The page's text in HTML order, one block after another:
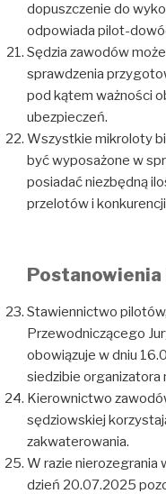
dopuszczenie do
odpowiada pilot-
Sędzia zawodów
sprawdzenia
pod kątem ważności
ubezpieczeń.
Wszystkie mikroloty
być wyposażone w
posiadać niezbędną
przelotów i
Postanowienia
Stawiennictwo
Przewodniczącego
obowiązuje w dniu
siedzibie organizatora
Kierownictwo
sędziowskiej
zakwaterowania.
W razie nierozegrania
dzień 20.07.2025